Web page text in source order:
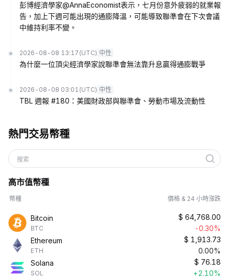
彭博經濟學家@AnnaEconomist表示，七月份意外疲弱的就業報
告，加上下週可能出現的通膨降溫，可能導致聯準會在下次會議
中維持利率不變。
2026-08-08 13:17 (UTC) 中性
為什麼一位頂尖經濟學家說聯準會無法靠升息贏得通膨戰爭
2026-08-08 03:01 (UTC) 中性
TBL 週報 #180：美國財政部與聯準會、勞動市場及流動性
熱門交易幣種
搜索
高市值幣種
幣種 價格 & 24 小時漲跌
Bitcoin
BTC
$ 64,768.00
-0.30%
Ethereum
ETH
$ 1,913.73
0.00%
Solana
SOL
$ 76.18
+2.10%